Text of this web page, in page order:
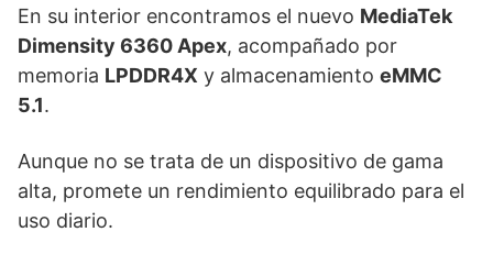
En su interior encontramos el nuevo MediaTek
Dimensity 6360 Apex, acompañado por
memoria LPDDR4X y almacenamiento eMMC
5.1.
Aunque no se trata de un dispositivo de gama
alta, promete un rendimiento equilibrado para el
uso diario.